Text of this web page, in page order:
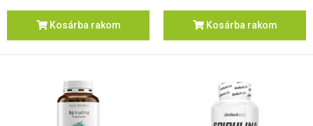
Kosárba rakom Kosárba rakom